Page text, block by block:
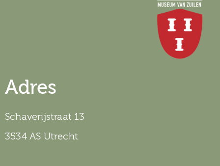
Adres
Schaverijstraat 13
3534 AS Utrecht